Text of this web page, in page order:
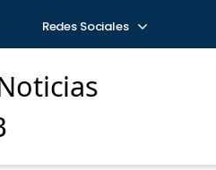
Redes Sociales